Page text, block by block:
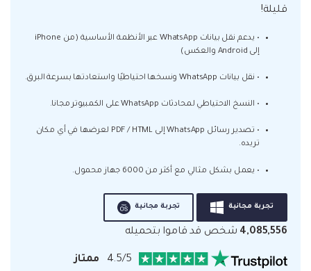
قليلة!
• يدعم نقل بيانات WhatsApp عبر الأنظمة الأساسية (من iPhone
إلى Android والعكس)
• نقل بيانات WhatsApp ونسخها احتياطيًا واستعادتها بسرعة البرق.
• النسخ الاحتياطي لمحادثات WhatsApp على الكمبيوتر مجانا.
• تصدير رسائل WhatsApp إلى PDF / HTML لعرضها في أي مكان
تريده.
• يعمل بشكل مثالي مع أكثر من 6000 جهاز محمول.
تجربة مجانية تجربة مجانية
4,085,556 شخص قد قاموا بتحميله
4.5/5 ممتاز